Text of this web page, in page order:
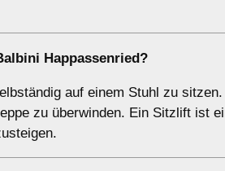
Happassenried?
auf einem Stuhl zu
zu überwinden. Ein Sitzlift ist